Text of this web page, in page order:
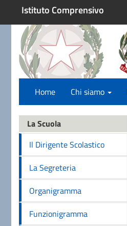
Istituto Comprensivo
Home Chi siamo
La Scuola
Il Dirigente Scolastico
La Segreteria
Organigramma
Funzionigramma